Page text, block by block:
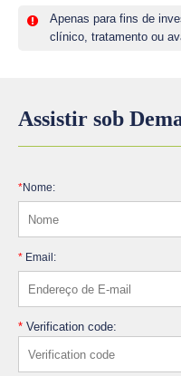
Apenas para fins de
clínico, tratamento ou
Assistir sob
*Nome:
* Email:
* Verification code: